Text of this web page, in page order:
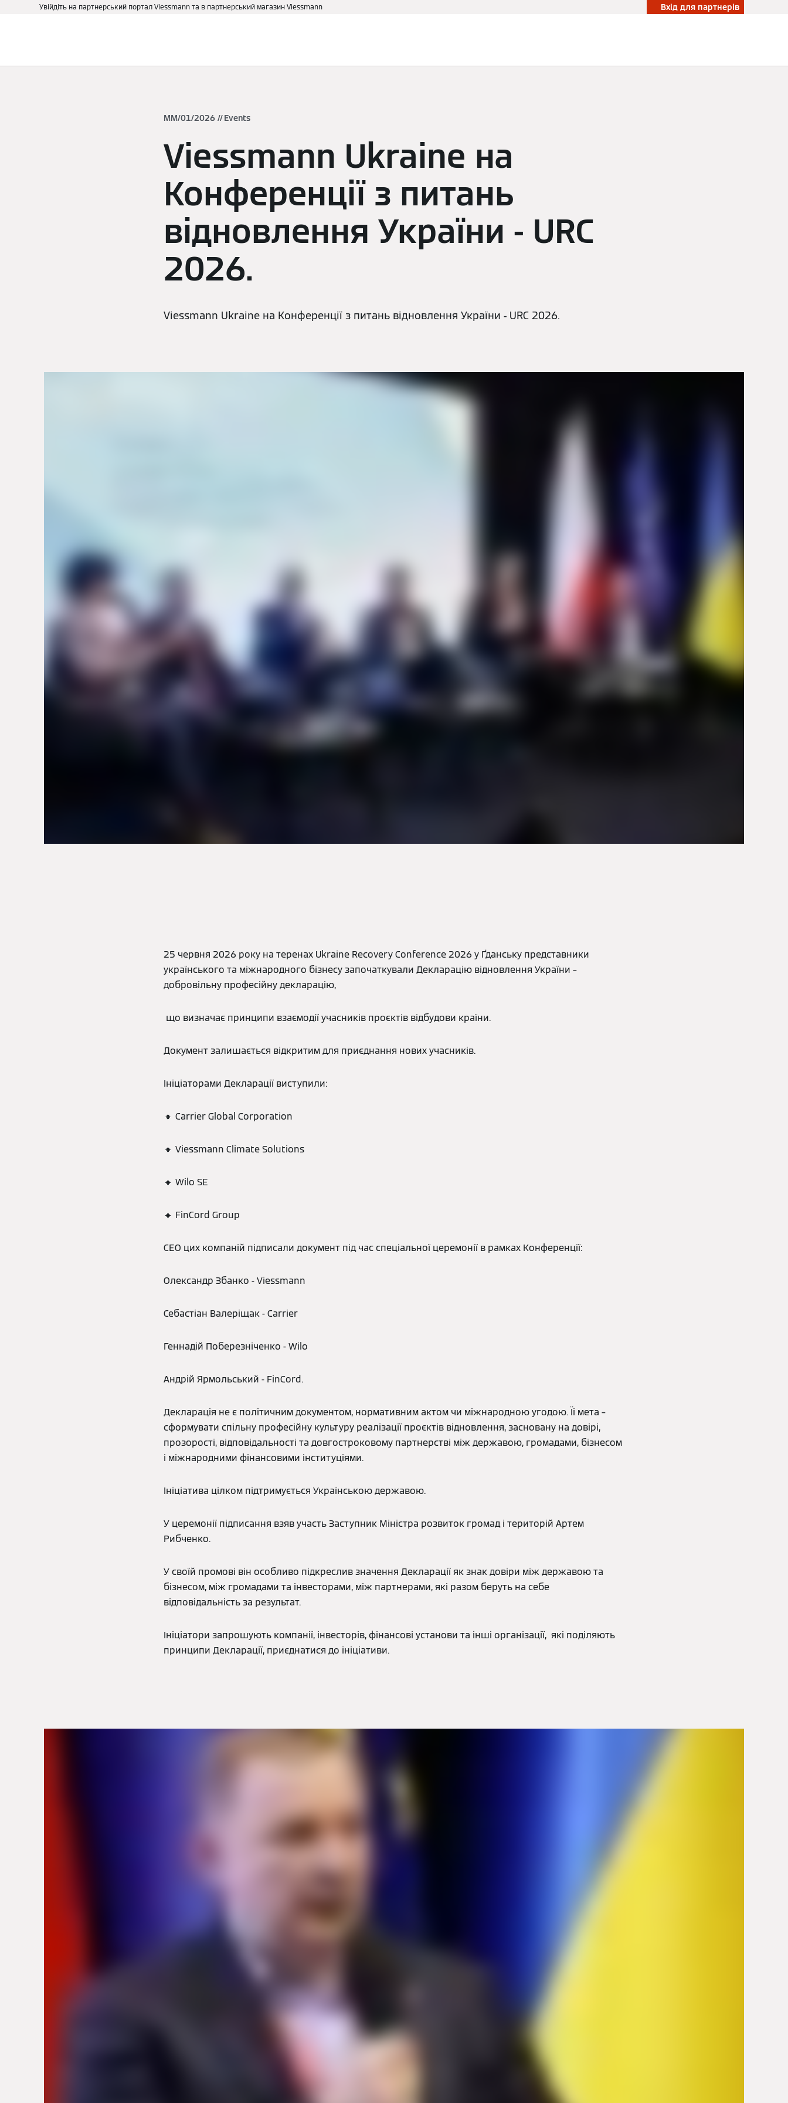
Увійдіть на партнерський портал Viessmann та в партнерський магазин Viessmann Вхід для партнерів
ММ/01/2026 Events
Viessmann Ukraine на
Конференції з питань
відновлення України - URC
2026.
Viessmann Ukraine на Конференції з питань відновлення України - URC 2026.
25 червня 2026 року на теренах Ukraine Recovery Conference 2026 у Ґданську представники
українського та міжнародного бізнесу започаткували Декларацію відновлення України –
добровільну професійну декларацію,
що визначає принципи взаємодії учасників проєктів відбудови країни.
Документ залишається відкритим для приєднання нових учасників.
Ініціаторами Декларації виступили:
🔸 Carrier Global Corporation
🔸 Viessmann Climate Solutions
🔸 Wilo SE
🔸 FinCord Group
СЕО цих компаній підписали документ під час спеціальної церемонії в рамках Конференції:
Олександр Збанко - Viessmann
Себастіан Валеріщак - Carrier
Геннадій Поберезніченко - Wilo
Андрій Ярмольський - FinCord.
Декларація не є політичним документом, нормативним актом чи міжнародною угодою. Її мета –
сформувати спільну професійну культуру реалізації проєктів відновлення, засновану на довірі,
прозорості, відповідальності та довгостроковому партнерстві між державою, громадами, бізнесом
і міжнародними фінансовими інституціями.
Ініціатива цілком підтримується Українською державою.
У церемонії підписання взяв участь Заступник Міністра розвиток громад і територій Артем
Рибченко.
У своїй промові він особливо підкреслив значення Декларації як знак довіри між державою та
бізнесом, між громадами та інвесторами, між партнерами, які разом беруть на себе
відповідальність за результат.
Ініціатори запрошують компанії, інвесторів, фінансові установи та інші організації, які поділяють
принципи Декларації, приєднатися до ініціативи.